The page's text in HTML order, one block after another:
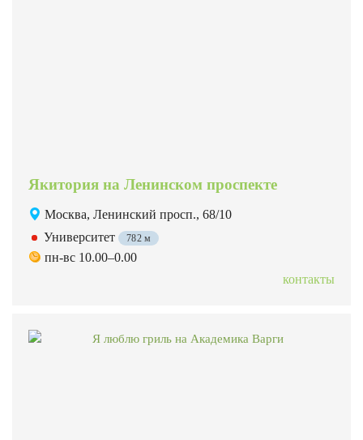
Якитория на Ленинском проспекте
Москва, Ленинский просп., 68/10
Университет
782 м
пн-вс 10.00–0.00
контакты